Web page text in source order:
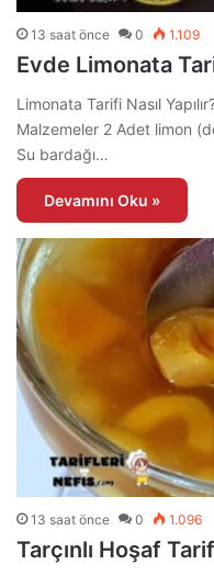
13 saat önce 0 1.109
Evde Limonata
Limonata Tarifi Nasıl
Malzemeler 2 Adet limon
Su bardağı…
Devamını Oku »
13 saat önce 0 1.096
Tarçınlı Hoşaf